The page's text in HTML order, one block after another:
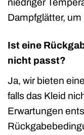
niedriger
Dampfglätter,
Ist eine
nicht passt?
Ja, wir bieten
falls das Kleid
Erwartungen